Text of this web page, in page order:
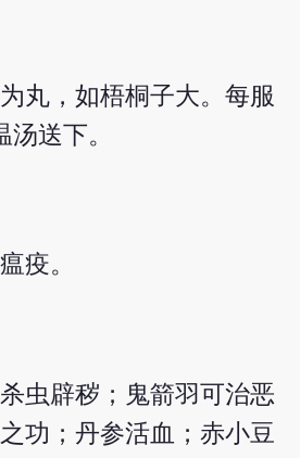
丸，如梧桐子大。每服
送下。
疫。
虫辟秽；鬼箭羽可治恶
功；丹参活血；赤小豆